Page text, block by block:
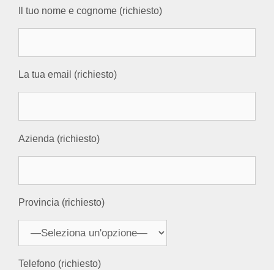
Il tuo nome e cognome (richiesto)
La tua email (richiesto)
Azienda (richiesto)
Provincia (richiesto)
Telefono (richiesto)